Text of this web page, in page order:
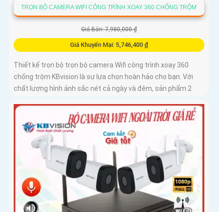
TRỌN BỘ CAMERA WIFI CÔNG TRÌNH XOAY 360 CHỐNG TRỘM
Giá Bán: 7,980,000 ₫
Giá Khuyến Mại: 5,746,400 ₫
Thiết kế trọn bộ trọn bộ camera Wifi công trình xoay 360
chống trộm KBvision là sự lựa chọn hoàn hảo cho bạn. Với
chất lượng hình ảnh sắc nét cả ngày và đêm, sản phẩm 2